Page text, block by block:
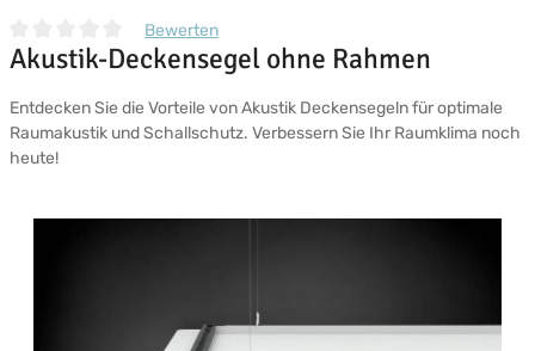
Durchschnittliche Bewertung von 0 von 5 Sternen
Bewerten
Akustik-Deckensegel ohne Rahmen
Entdecken Sie die Vorteile von Akustik Deckensegeln für optimale
Raumakustik und Schallschutz. Verbessern Sie Ihr Raumklima noch
heute!